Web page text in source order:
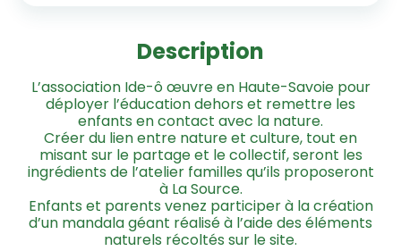
Description
L’association Ide-ô œuvre en Haute-Savoie pour
déployer l’éducation dehors et remettre les
enfants en contact avec la nature.
Créer du lien entre nature et culture, tout en
misant sur le partage et le collectif, seront les
ingrédients de l’atelier familles qu’ils proposeront
à La Source.
Enfants et parents venez participer à la création
d’un mandala géant réalisé à l’aide des éléments
naturels récoltés sur le site.